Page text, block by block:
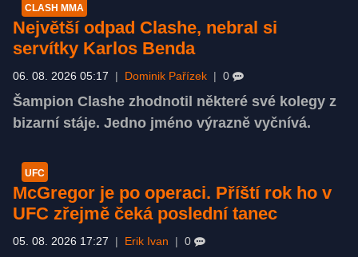
CLASH MMA
Největší odpad Clashe, nebral si
servítky Karlos Benda
06. 08. 2026 05:17 Dominik Pařízek 0
Šampion Clashe zhodnotil některé své kolegy z
bizarní stáje. Jedno jméno výrazně vyčnívá.
UFC
McGregor je po operaci. Příští rok ho v
UFC zřejmě čeká poslední tanec
05. 08. 2026 17:27 Erik Ivan 0